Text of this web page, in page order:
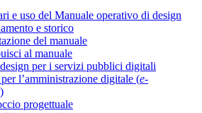
e uso del Manuale operativo di design
e storico
del manuale
al manuale
per i servizi pubblici digitali
l’amministrazione digitale (e-
)
progettuale